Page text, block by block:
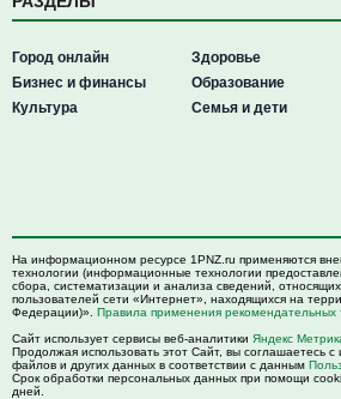
Город онлайн
Бизнес и финансы
Культура
Здоровье
Образование
Семья и дети
На информационном ресурсе 1PNZ.ru применяются
технологии (информационные технологии
сбора, систематизации и анализа сведений,
пользователей сети «Интернет», находящихся на
Федерации)». Правила применения рекомендательных
Сайт использует сервисы веб-аналитики Яндекс
Продолжая использовать этот Сайт, вы соглашаетесь с
файлов и других данных в соответствии с данным
Срок обработки персональных данных при помощи
дней.